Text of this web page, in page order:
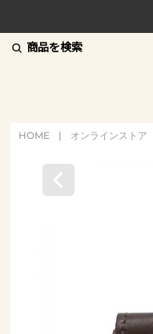
商品を検索
HOME | オンラインストア